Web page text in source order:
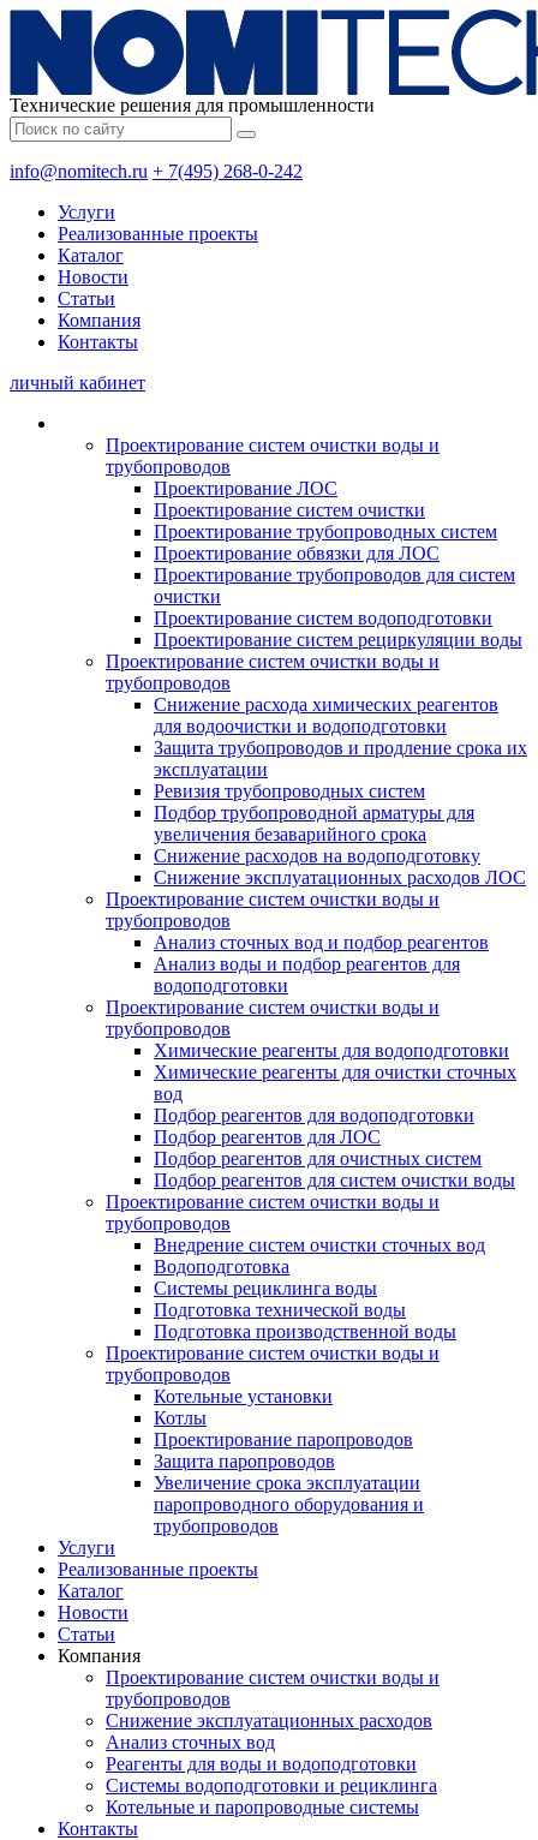
Технические решения для промышленности
info@nomitech.ru + 7(495) 268-0-242
Услуги
Реализованные проекты
Каталог
Новости
Статьи
Компания
Контакты
личный кабинет
Проектирование систем очистки воды и
трубопроводов
Проектирование ЛОС
Проектирование систем очистки
Проектирование трубопроводных систем
Проектирование обвязки для ЛОС
Проектирование трубопроводов для систем
очистки
Проектирование систем водоподготовки
Проектирование систем рециркуляции воды
Проектирование систем очистки воды и
трубопроводов
Снижение расхода химических реагентов
для водоочистки и водоподготовки
Защита трубопроводов и продление срока их
эксплуатации
Ревизия трубопроводных систем
Подбор трубопроводной арматуры для
увеличения безаварийного срока
Снижение расходов на водоподготовку
Снижение эксплуатационных расходов ЛОС
Проектирование систем очистки воды и
трубопроводов
Анализ сточных вод и подбор реагентов
Анализ воды и подбор реагентов для
водоподготовки
Проектирование систем очистки воды и
трубопроводов
Химические реагенты для водоподготовки
Химические реагенты для очистки сточных
вод
Подбор реагентов для водоподготовки
Подбор реагентов для ЛОС
Подбор реагентов для очистных систем
Подбор реагентов для систем очистки воды
Проектирование систем очистки воды и
трубопроводов
Внедрение систем очистки сточных вод
Водоподготовка
Системы рециклинга воды
Подготовка технической воды
Подготовка производственной воды
Проектирование систем очистки воды и
трубопроводов
Котельные установки
Котлы
Проектирование паропроводов
Защита паропроводов
Увеличение срока эксплуатации
паропроводного оборудования и
трубопроводов
Услуги
Реализованные проекты
Каталог
Новости
Статьи
Компания
Проектирование систем очистки воды и
трубопроводов
Снижение эксплуатационных расходов
Анализ сточных вод
Реагенты для воды и водоподготовки
Системы водоподготовки и рециклинга
Котельные и паропроводные системы
Контакты